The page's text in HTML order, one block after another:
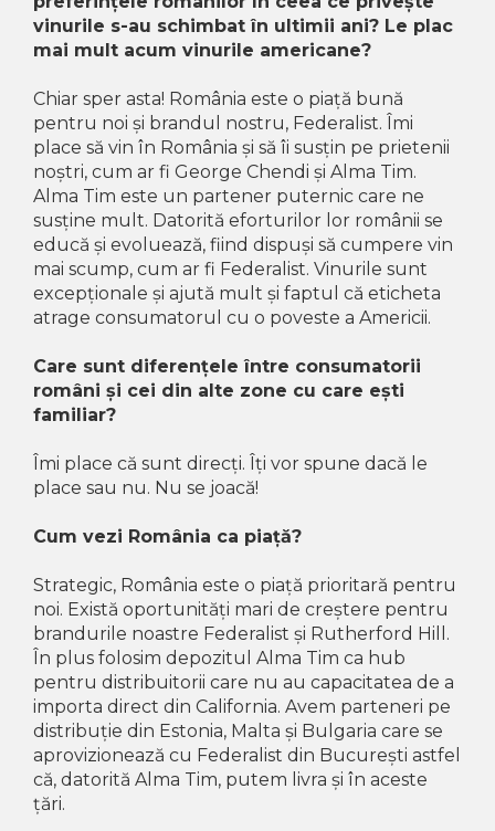
vinurile s-au schimbat în ultimii ani? Le plac
mai mult acum vinurile americane?
Chiar sper asta! România este o piață bună
pentru noi și brandul nostru, Federalist. Îmi
place să vin în România și să îi susțin pe prietenii
noștri, cum ar fi George Chendi și Alma Tim.
Alma Tim este un partener puternic care ne
susține mult. Datorită eforturilor lor românii se
educă și evoluează, fiind dispuși să cumpere vin
mai scump, cum ar fi Federalist. Vinurile sunt
excepționale și ajută mult și faptul că eticheta
atrage consumatorul cu o poveste a Americii.
Care sunt diferențele între consumatorii
români și cei din alte zone cu care ești
familiar?
Îmi place că sunt direcți. Îți vor spune dacă le
place sau nu. Nu se joacă!
Cum vezi România ca piață?
Strategic, România este o piață prioritară pentru
noi. Există oportunități mari de creștere pentru
brandurile noastre Federalist și Rutherford Hill.
În plus folosim depozitul Alma Tim ca hub
pentru distribuitorii care nu au capacitatea de a
importa direct din California. Avem parteneri pe
distribuție din Estonia, Malta și Bulgaria care se
aprovizionează cu Federalist din București astfel
că, datorită Alma Tim, putem livra și în aceste
țări.